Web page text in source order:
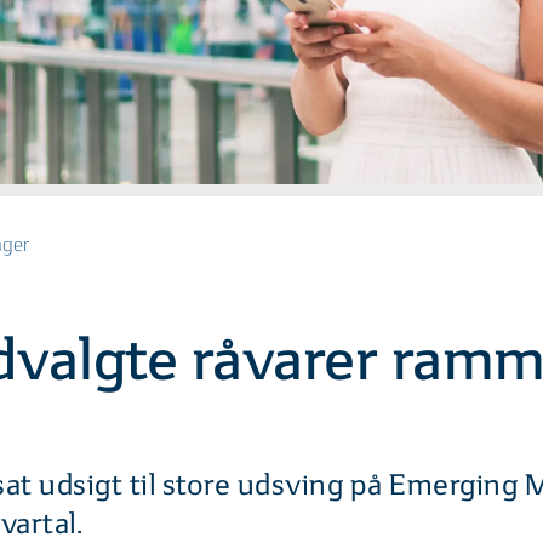
råvarer
udsigt til store udsving på Emerging